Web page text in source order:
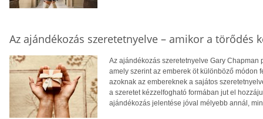
Az ajándékozás szeretetnyelve – amikor a törődés
Az ajándékozás szeretetnyelve Gary
amely szerint az emberek öt különböző módon
azoknak az embereknek a sajátos
a szeretet kézzelfogható formában jut el
ajándékozás jelentése jóval mélyebb annál,